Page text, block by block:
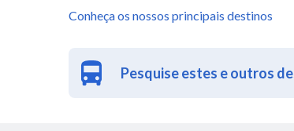
Conheça os nossos principais destinos
Pesquise estes e outros